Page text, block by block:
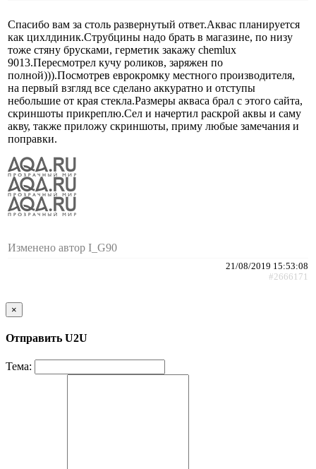
Спасибо вам за столь развернутый ответ.Аквас планируется
как цихлдиник.Струбцины надо брать в магазине, по низу
тоже стяну брусками, герметик закажу chemlux
9013.Пересмотрел кучу роликов, заряжен по
полной))).Посмотрев еврокромку местного производителя,
на первый взгляд все сделано аккуратно и отступы
небольшие от края стекла.Размеры акваса брал с этого сайта,
скриншоты прикреплю.Сел и начертил раскрой аквы и саму
акву, также приложу скриншоты, приму любые замечания и
поправки.
Изменено автор I_G90
21/08/2019 15:53:08
#2666171
×
Отправить U2U
Тема: